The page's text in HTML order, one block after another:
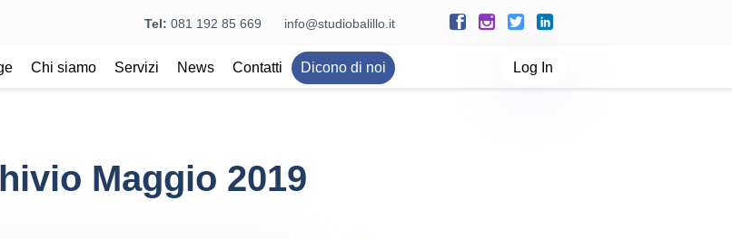
Tel: 081 192 85 669 info@studiobalillo.it
Chi siamo Servizi News Contatti Dicono di noi Log In
Maggio 2019